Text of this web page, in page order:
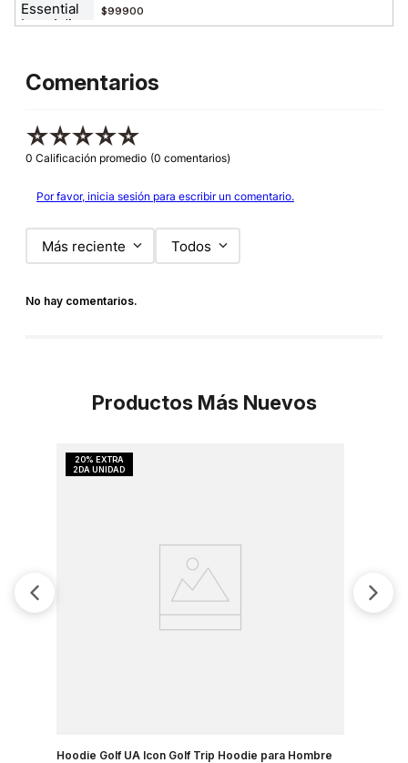
$99900
Comentarios
☆☆☆☆☆
0 Calificación promedio (0 comentarios)
Por favor, inicia sesión para escribir un comentario.
Más reciente Todos
No hay comentarios.
Productos Más Nuevos
Hoodie Golf UA Icon Golf Trip Hoodie para Hombre